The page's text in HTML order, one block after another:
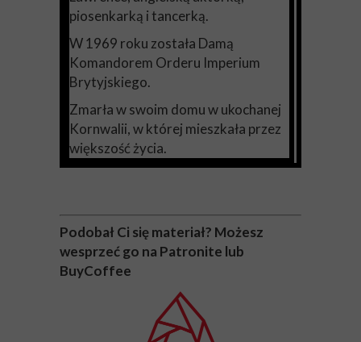
piosenkarką i tancerką.
W 1969 roku została Damą
Komandorem Orderu Imperium
Brytyjskiego.
Zmarła w swoim domu w ukochanej
Kornwalii, w której mieszkała przez
większość życia.
Podobał Ci się materiał? Możesz
wesprzeć go na Patronite lub
BuyCoffee